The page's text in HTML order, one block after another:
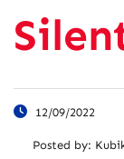
12/09/2022
Posted by: